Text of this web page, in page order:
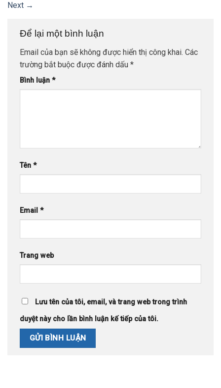
Next →
Để lại một bình luận
Email của bạn sẽ không được hiển thị công khai. Các
trường bắt buộc được đánh dấu *
Bình luận *
Tên *
Email *
Trang web
Lưu tên của tôi, email, và trang web trong trình
duyệt này cho lần bình luận kế tiếp của tôi.